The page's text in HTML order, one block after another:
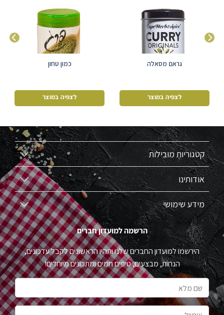
גראם מסאלה
לצפיה במוצר
כמון טחון
לצפיה במוצר
קטגוריות מובילות
אודותינו
מידע שימושי
הרשמה למועדון חברים
הירשמו למועדון החברים שלנו ותהיו הראשונים לקבל עדכונים,
הנחות, מבצעים, טיפים חמים ומתכונים מיוחדים!